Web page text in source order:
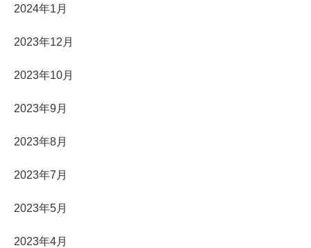
2024年1月
2023年12月
2023年10月
2023年9月
2023年8月
2023年7月
2023年5月
2023年4月